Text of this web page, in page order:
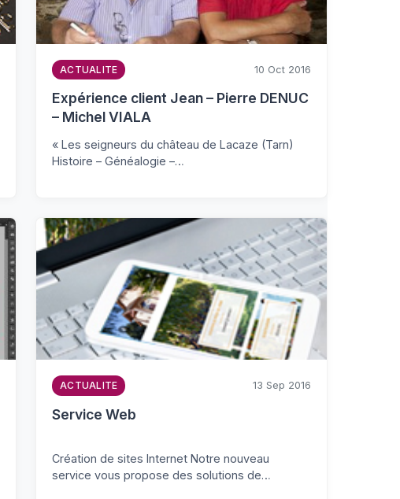
ACTUALITE 10 Oct 2016
Expérience client Jean – Pierre DENUC
– Michel VIALA
« Les seigneurs du château de Lacaze (Tarn)
Histoire – Généalogie –…
ACTUALITE 13 Sep 2016
Service Web
Création de sites Internet Notre nouveau
service vous propose des solutions de…